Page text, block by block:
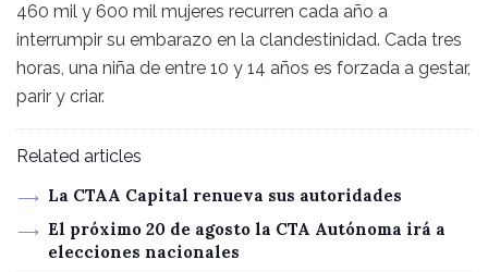
460 mil y 600 mil mujeres recurren cada año a
interrumpir su embarazo en la clandestinidad. Cada tres
horas, una niña de entre 10 y 14 años es forzada a gestar,
parir y criar.
Related articles
La CTAA Capital renueva sus autoridades
El próximo 20 de agosto la CTA Autónoma irá a
elecciones nacionales